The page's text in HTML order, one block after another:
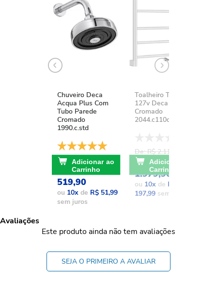
Chuveiro Deca
Acqua Plus Com
Tubo Parede
Cromado
1990.c.std
De: R$ 741,17
POR: R$
519,90
ou 10xde R$ 51,99
sem juros
Carrinho
Toalheiro Térmico
127v Deca You
Cromado
2044.c110d.aqc
De: R$ 2.111,37
POR: R$
1.979,90
ou 10xde R$
197,99sem juros
Carrinho
Avaliações
Este produto ainda não tem avaliações
SEJA O PRIMEIRO A AVALIAR